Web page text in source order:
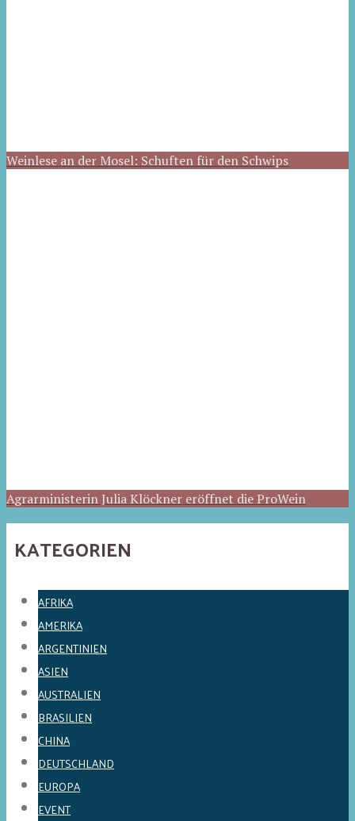
Weinlese an der Mosel: Schuften für den Schwips
Agrarministerin Julia Klöckner eröffnet die ProWein
KATEGORIEN
AFRIKA
AMERIKA
ARGENTINIEN
ASIEN
AUSTRALIEN
BRASILIEN
CHINA
DEUTSCHLAND
EUROPA
EVENT